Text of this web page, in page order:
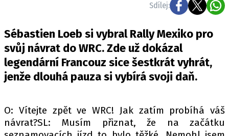
TRH S ELEKTROMOBILY
RALLY
ROZHOVORY
DAKAR
Sdílej:
Sébastien Loeb si vybral Rally Mexiko pro
svůj návrat do WRC. Zde už dokázal
legendární Francouz sice šestkrát vyhrát,
jenže dlouhá pauza si vybírá svoji daň.
O: Vítejte zpět ve WRC! Jak zatím probíhá váš
návrat?SL: Musím přiznat, že na začátku